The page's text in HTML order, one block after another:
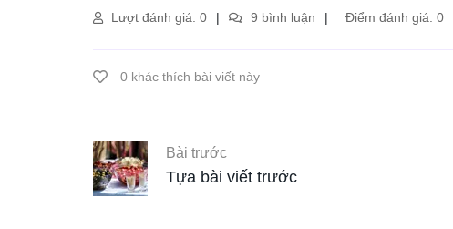
Lượt đánh giá: 0 9 bình luận Điểm đánh giá: 0
0 khác thích bài viết này
Bài trước
Tựa bài viết trước